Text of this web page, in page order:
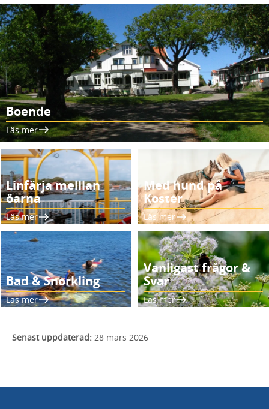
Boende
Läs mer
Linfärja melllan
öarna
Läs mer
Med hund på
Koster
Läs mer
Bad & Snorkling
Läs mer
Vanligast frågor &
Svar
Läs mer
Senast uppdaterad: 28 mars 2026